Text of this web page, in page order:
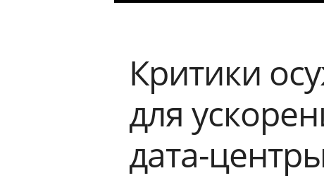
Критики
для
дата-